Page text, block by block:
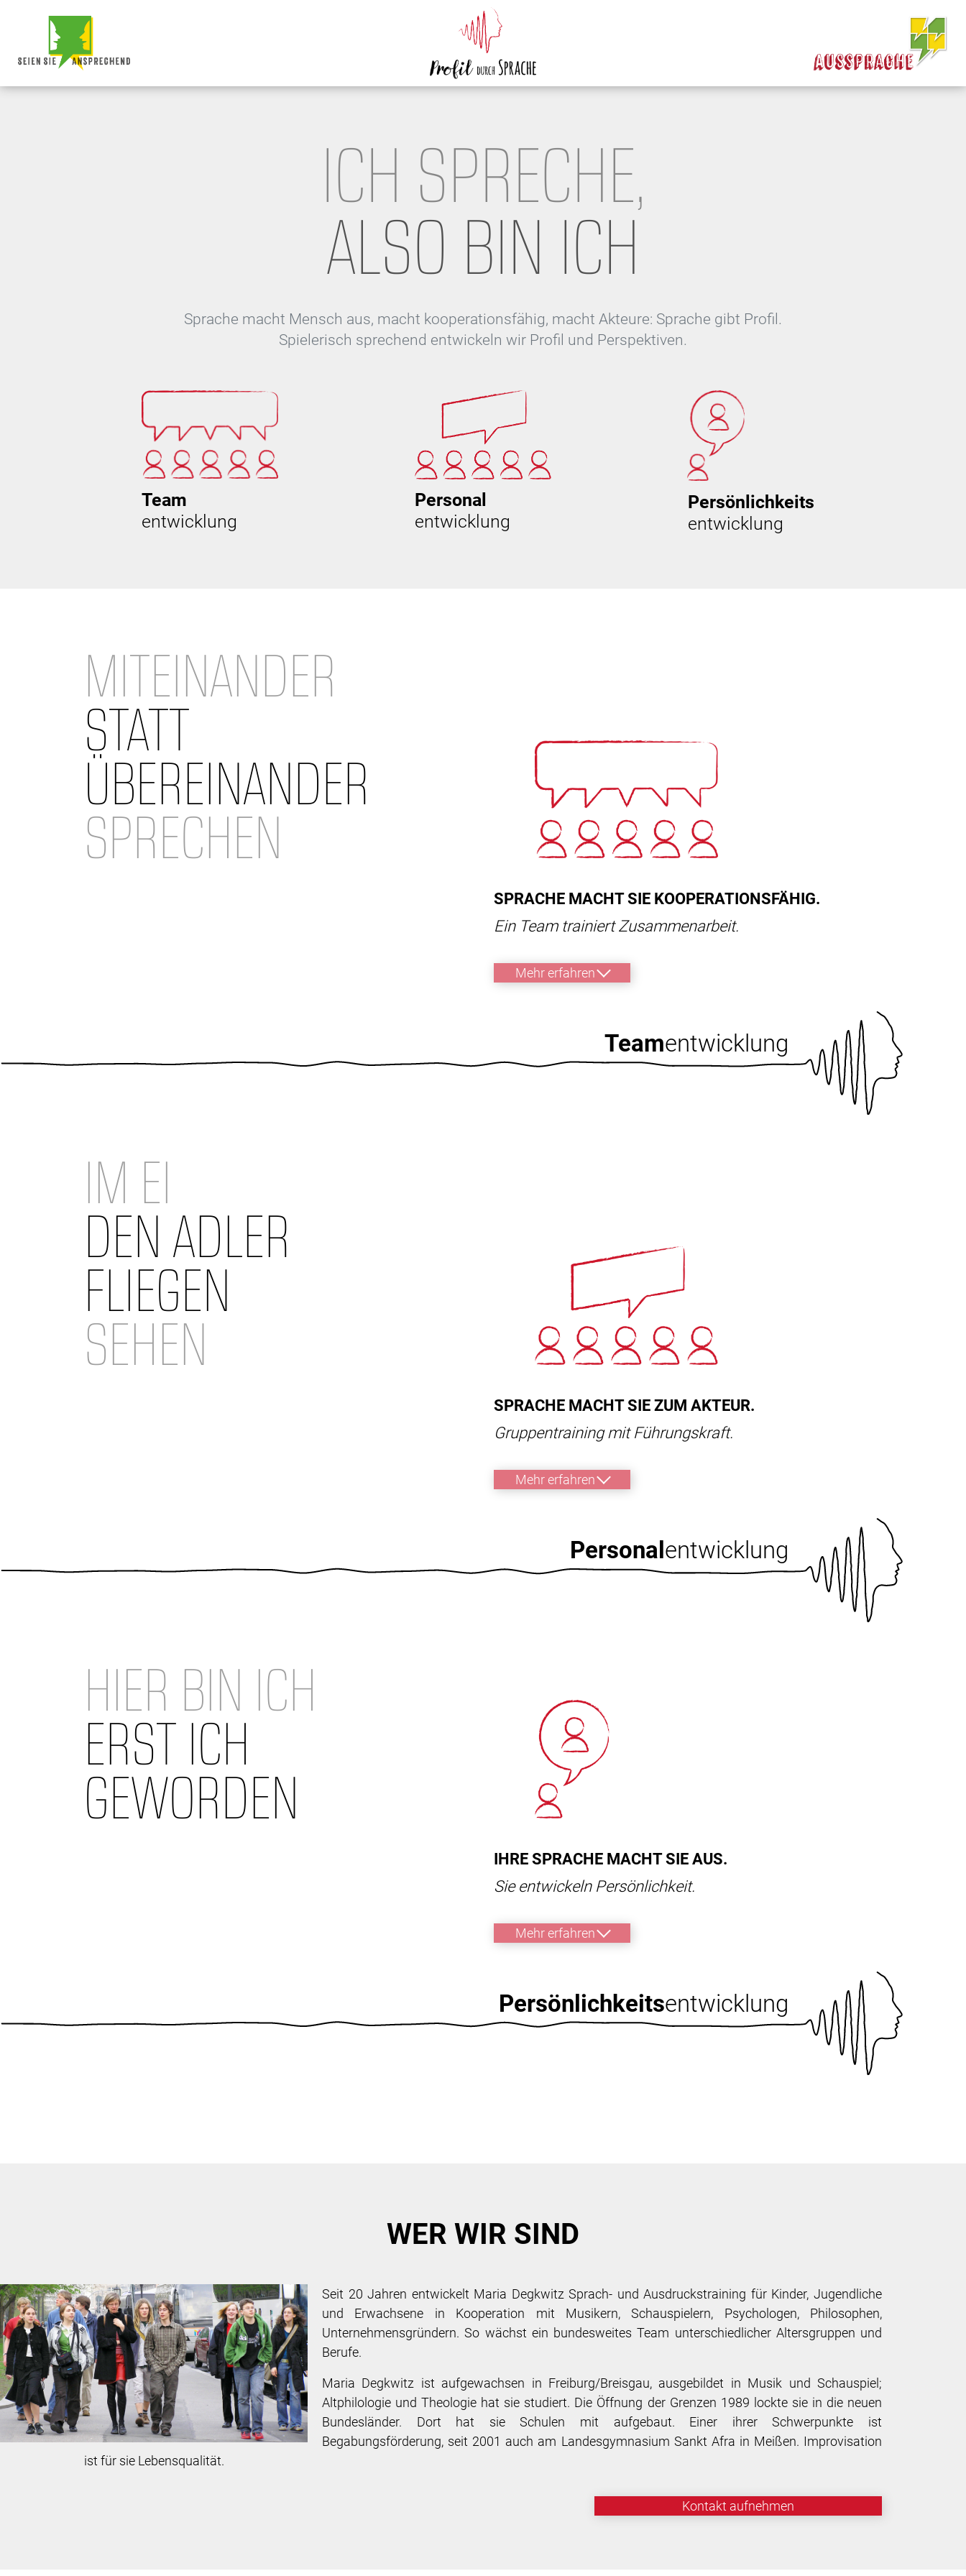
ICH SPRECHE,
ALSO BIN ICH
Sprache macht Mensch aus, macht kooperationsfähig, macht Akteure: Sprache gibt Profil.
Spielerisch sprechend entwickeln wir Profil und Perspektiven.
Team
entwicklung
Personal
entwicklung
Persönlichkeits
entwicklung
MITEINANDER
STATT
ÜBEREINANDER
SPRECHEN
SPRACHE MACHT SIE KOOPERATIONSFÄHIG.
Ein Team trainiert Zusammenarbeit.
Mehr erfahren
Teamentwicklung
IM EI
DEN ADLER
FLIEGEN
SEHEN
SPRACHE MACHT SIE ZUM AKTEUR.
Gruppentraining mit Führungskraft.
Mehr erfahren
Personal entwicklung
HIER BIN ICH
ERST ICH
GEWORDEN
IHRE SPRACHE MACHT SIE AUS.
Sie entwickeln Persönlichkeit.
Mehr erfahren
Persönlichkeitsentwicklung
WER WIR SIND
Seit 20 Jahren entwickelt Maria Degkwitz Sprach- und Ausdruckstraining für Kinder, Jugendliche
und Erwachsene in Kooperation mit Musikern, Schauspielern, Psychologen, Philosophen,
Unternehmensgründern. So wächst ein bundesweites Team unterschiedlicher Altersgruppen und
Berufe.
Maria Degkwitz ist aufgewachsen in Freiburg/Breisgau, ausgebildet in Musik und Schauspiel;
Altphilologie und Theologie hat sie studiert. Die Öffnung der Grenzen 1989 lockte sie in die neuen
Bundesländer. Dort hat sie Schulen mit aufgebaut. Einer ihrer Schwerpunkte ist
Begabungsförderung, seit 2001 auch am Landesgymnasium Sankt Afra in Meißen. Improvisation
ist für sie Lebensqualität.
Kontakt aufnehmen